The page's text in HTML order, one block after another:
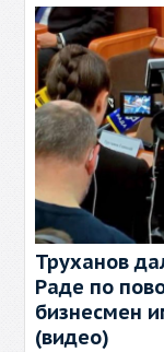
Труханов
Раде по
бизнесмен
(видео)